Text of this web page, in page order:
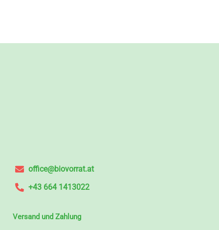
office@biovorrat.at
+43 664 1413022
Versand und Zahlung